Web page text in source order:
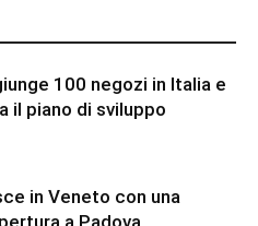
100 negozi in Italia e
il piano di sviluppo
in Veneto con una